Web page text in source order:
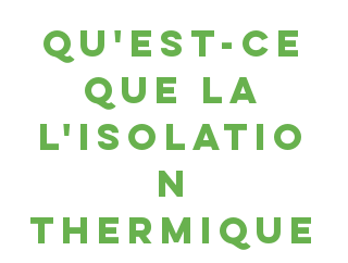
Qu'est-ce
que la
l'Isolatio
n
Thermique